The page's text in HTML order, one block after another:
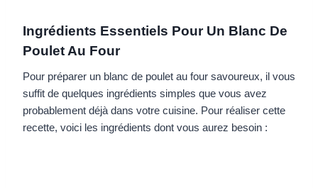
Ingrédients Essentiels Pour Un Blanc De
Poulet Au Four
Pour préparer un blanc de poulet au four savoureux, il vous
suffit de quelques ingrédients simples que vous avez
probablement déjà dans votre cuisine. Pour réaliser cette
recette, voici les ingrédients dont vous aurez besoin :